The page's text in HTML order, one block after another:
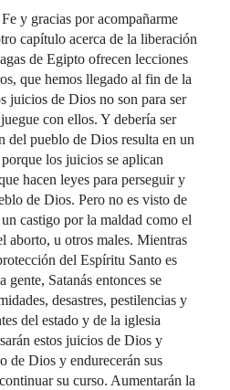
y gracias por acompañarme
capítulo acerca de la liberación
de Egipto ofrecen lecciones
que hemos llegado al fin de la
juicios de Dios no son para ser
con ellos. Y debería ser
del pueblo de Dios resulta en un
los juicios se aplican
hacen leyes para perseguir y
de Dios. Pero no es visto de
castigo por la maldad como el
u otros males. Mientras
del Espíritu Santo es
Satanás entonces se
desastres, pestilencias y
del estado y de la iglesia
estos juicios de Dios y
de Dios y endurecerán sus
su curso. Aumentarán la